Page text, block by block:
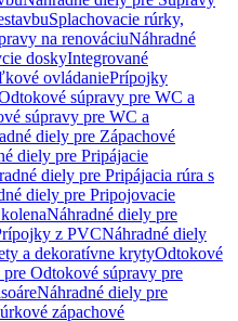
Splachovacie rúrky,
na renováciuNáhradné
doskyIntegrované
ovládaniePrípojky
súpravy pre WC a
súpravy pre WC a
diely pre Zápachové
diely pre Pripájacie
diely pre Pripájacia rúra s
diely pre Pripojovacie
Náhradné diely pre
z PVCNáhradné diely
a dekoratívne krytyOdtokové
Odtokové súpravy pre
Náhradné diely pre
zápachové